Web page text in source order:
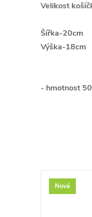
Velikost
Šířka-20cm
Výška-18cm
- hmotnost
Nové